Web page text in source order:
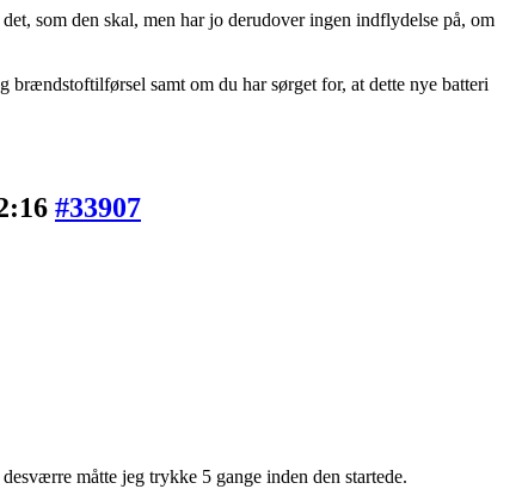
som den skal, men har jo derudover ingen indflydelse på, om
samt om du har sørget for, at dette nye batteri
#33907
måtte jeg trykke 5 gange inden den startede.